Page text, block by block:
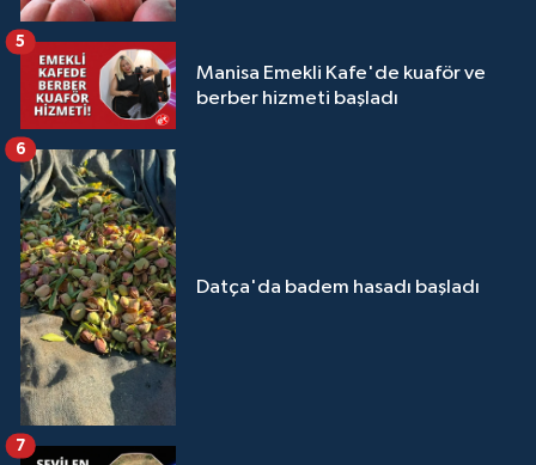
Manisa Emekli Kafe'de kuaför ve
berber hizmeti başladı
5
Datça'da badem hasadı başladı
6
7